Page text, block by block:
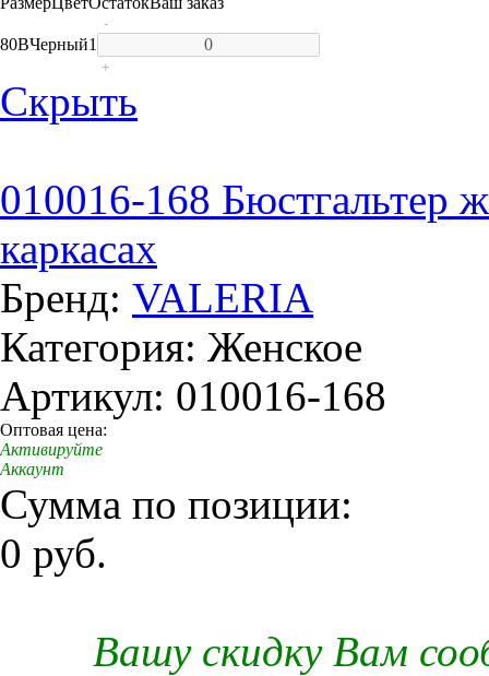
80BЧерный1
-
+
Скрыть
010016-168 Бюстгальтер
каркасах
Бренд: VALERIA
Категория: Женское
Артикул: 010016-168
Оптовая цена:
Активируйте
Аккаунт
Сумма по позиции:
0 руб.
Вашу скидку Вам